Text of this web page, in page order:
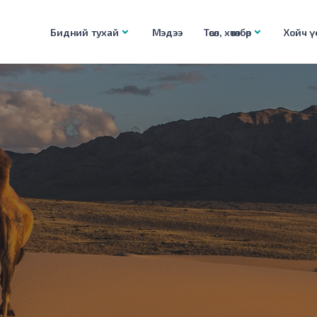
Бидний тухай Мэдээ Төсөл, хөтөлбөр Хойч